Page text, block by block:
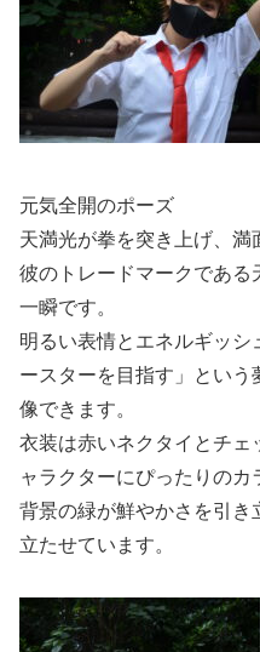
元気全開のポーズ
天満光が拳を突き上げ、満
彼のトレードマークである
一瞬です。
明るい表情とエネルギッ
ースターを目指す」とい
像できます。
衣装は赤いネクタイとチェ
ャラクターにぴったりのカ
背景の緑が鮮やかさを引き
立たせています。